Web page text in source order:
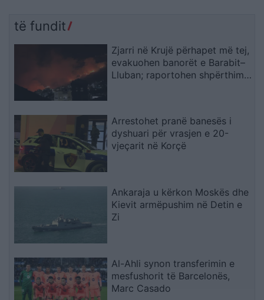
të fundit
Zjarri në Krujë përhapet më tej,
evakuohen banorët e Barabit–
Lluban; raportohen shpërthime
Arrestohet pranë banesës i
dyshuari për vrasjen e 20-
vjeçarit në Korçë
Ankaraja u kërkon Moskës dhe
Kievit armëpushim në Detin e
Zi
Al-Ahli synon transferimin e
mesfushorit të Barcelonës,
Marc Casado